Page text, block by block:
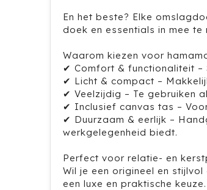
En het beste? Elke
doek en essentials in mee te
Waarom kiezen voor
✔ Comfort & functionaliteit
✔ Licht & compact –
✔ Veelzijdig – Te gebruiken
✔ Inclusief canvas tas –
✔ Duurzaam & eerlijk –
werkgelegenheid biedt.
Perfect voor relatie- en
Wil je een origineel en
een luxe en praktische